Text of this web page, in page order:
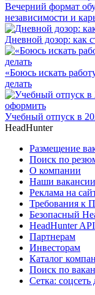
Вечерний формат
независимости и
Дневной дозор: как
«Боюсь искать
делать
Учебный отпуск в
HeadHunter
Размещение
Поиск по
О компании
Наши вакансии
Реклама на
Требования к
Безопасный
HeadHunter API
Партнерам
Инвесторам
Каталог
Поиск по
Сетка: соцсеть